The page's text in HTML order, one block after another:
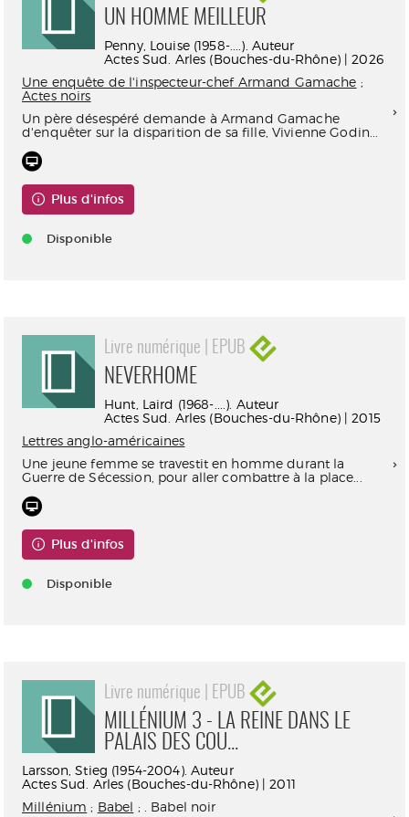
UN HOMME MEILLEUR
Penny, Louise (1958-....). Auteur
Actes Sud. Arles (Bouches-du-Rhône) | 2026
Une enquête de l'inspecteur-chef Armand Gamache ;
Actes noirs
Un père désespéré demande à Armand Gamache
d'enquêter sur la disparition de sa fille, Vivienne Godin...
Plus d'infos
Disponible
Livre numérique | EPUB
NEVERHOME
Hunt, Laird (1968-....). Auteur
Actes Sud. Arles (Bouches-du-Rhône) | 2015
Lettres anglo-américaines
Une jeune femme se travestit en homme durant la
Guerre de Sécession, pour aller combattre à la place...
Plus d'infos
Disponible
Livre numérique | EPUB
MILLÉNIUM 3 - LA REINE DANS LE
PALAIS DES COU...
Larsson, Stieg (1954-2004). Auteur
Actes Sud. Arles (Bouches-du-Rhône) | 2011
Millénium ; Babel ; . Babel noir